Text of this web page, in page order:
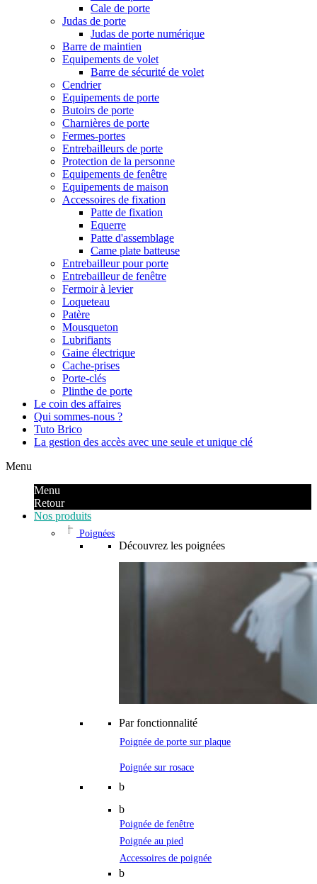
Cale de porte
Judas de porte
Judas de porte numérique
Barre de maintien
Equipements de volet
Barre de sécurité de volet
Cendrier
Equipements de porte
Butoirs de porte
Charnières de porte
Fermes-portes
Entrebailleurs de porte
Protection de la personne
Equipements de fenêtre
Equipements de maison
Accessoires de fixation
Patte de fixation
Equerre
Patte d'assemblage
Came plate batteuse
Entrebailleur pour porte
Entrebailleur de fenêtre
Fermoir à levier
Loqueteau
Patère
Mousqueton
Lubrifiants
Gaine électrique
Cache-prises
Porte-clés
Plinthe de porte
Le coin des affaires
Qui sommes-nous ?
Tuto Brico
La gestion des accès avec une seule et unique clé
Menu
Menu
Retour
Nos produits
Poignées
Découvrez les poignées
Par fonctionnalité
Poignée de porte sur plaque
Poignée sur rosace
b
b
Poignée de fenêtre
Poignée au pied
Accessoires de poignée
b